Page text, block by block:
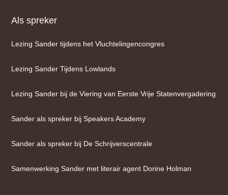
Als spreker
Lezing Sander tijdens het Vluchtelingencongres
Lezing Sander Tijdens Lowlands
Lezing Sander bij de Viering van Eerste Vrije Statenvergadering
Sander als spreker bij Speakers Academy
Sander als spreker bij De Schrijverscentrale
Samenwerking Sander met literair agent Dorine Holman